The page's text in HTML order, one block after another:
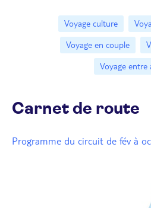
Voyage culture
Voyage en couple
Voyage entre
Carnet de route
Programme du circuit de fév à